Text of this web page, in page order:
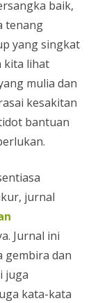
baik,
tenang
yang singkat
kita lihat
mulia dan
kesakitan
bantuan
jurnal
Jurnal ini
gembira dan
juga
kata-kata